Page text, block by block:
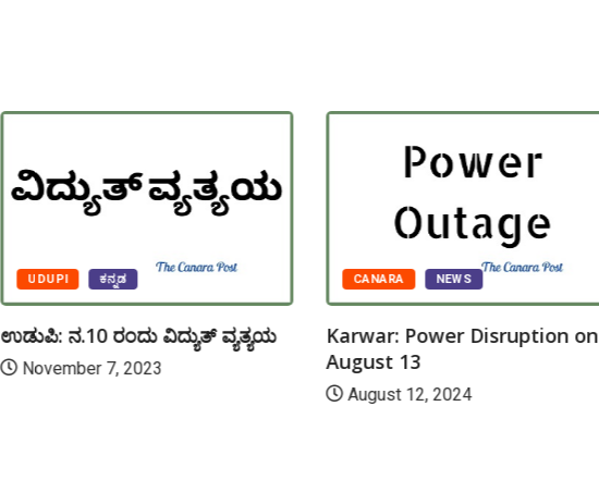
UDUPI ಕನ್ನಡ
ಉಡುಪಿ: ನ.10 ರಂದು ವಿದ್ಯುತ್ ವ್ಯತ್ಯಯ
November 7, 2023
CANARA NEWS
Karwar: Power Disruption on
August 13
August 12, 2024